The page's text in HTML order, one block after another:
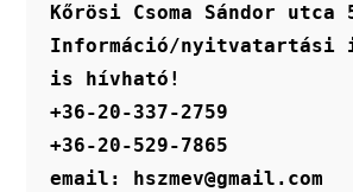
Kőrösi Csoma Sándor utca
Információ/nyitvatartási
is hívható!
+36-20-337-2759
+36-20-529-7865
email: hszmev@gmail.com